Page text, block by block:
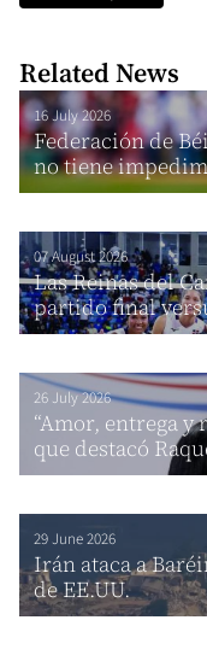
Related News
16 July 2026
Federación de
no tiene
07 August 2026
Las Reinas del
partido final
26 July 2026
“Amor, entrega
que destacó
29 June 2026
Irán ataca a
de EE.UU.